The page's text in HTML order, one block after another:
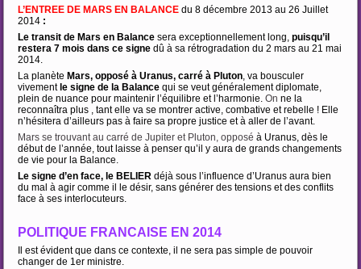
L’ENTREE DE MARS EN BALANCEdu 8 décembre 2013 au 26 Juillet
2014 :
Le transit de Mars en Balance sera exceptionnellement long,puisqu’il
restera 7 mois dans ce signe dû à sa rétrogradation du 2 mars au 21 mai
2014.
La planète Mars, opposé à Uranus, carré à Pluton, va bousculer
vivement le signe de la Balance qui se veut généralement diplomate,
plein de nuance pour maintenir l’équilibre et l’harmonie. On ne la
reconnaîtra plus , tant elle va se montrer active, combative et rebelle ! Elle
n’hésitera d’ailleurs pas à faire sa propre justice et à aller de l’avant.
Mars se trouvant au carré de Jupiter et Pluton, opposé à Uranus, dès le
début de l’année, tout laisse à penser qu’il y aura de grands changements
de vie pour la Balance.
Le signe d’en face, le BELIERdéjà sous l’influence d’Uranus aura bien
du mal à agir comme il le désir, sans générer des tensions et des conflits
face à ses interlocuteurs.
POLITIQUE FRANCAISE EN 2014
Il est évident que dans ce contexte, il ne sera pas simple de pouvoir
changer de 1er ministre.